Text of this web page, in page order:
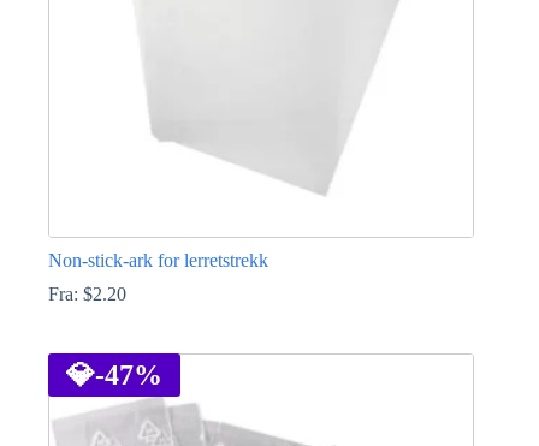
Non-stick-ark for lerretstrekk
Fra: $2.20
har
flere
varianter.
Alternativene
💎-47%